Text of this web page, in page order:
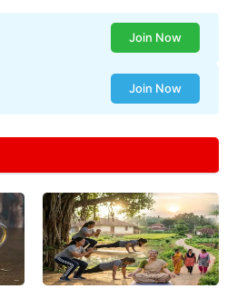
Join Now
Join Now